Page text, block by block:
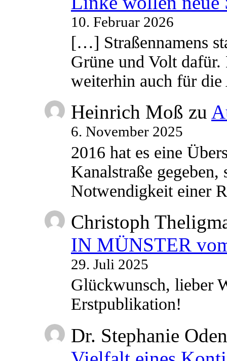
10. Februar 2026
[…] Straßennamens
Grüne und Volt
weiterhin auch für
Heinrich Moß zu
6. November 2025
2016 hat es eine
Kanalstraße
Notwendigkeit einer
Christoph
IN MÜNSTER
29. Juli 2025
Glückwunsch, lieber
Erstpublikation!
Dr. Stephanie